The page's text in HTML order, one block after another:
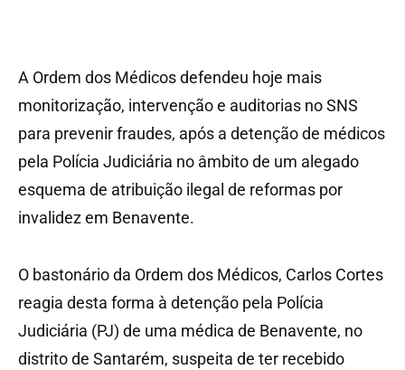
A Ordem dos Médicos defendeu hoje mais
monitorização, intervenção e auditorias no SNS
para prevenir fraudes, após a detenção de médicos
pela Polícia Judiciária no âmbito de um alegado
esquema de atribuição ilegal de reformas por
invalidez em Benavente.
O bastonário da Ordem dos Médicos, Carlos Cortes
reagia desta forma à detenção pela Polícia
Judiciária (PJ) de uma médica de Benavente, no
distrito de Santarém, suspeita de ter recebido